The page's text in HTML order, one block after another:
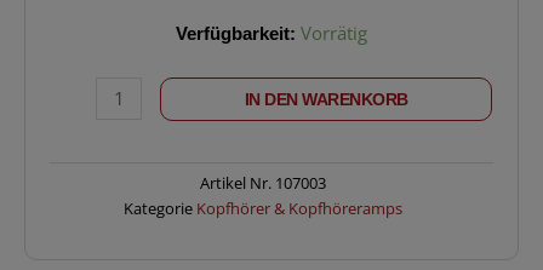
Verfügbarkeit: Vorrätig
IN DEN WARENKORB
Artikel Nr. 107003
Kategorie Kopfhörer & Kopfhöreramps